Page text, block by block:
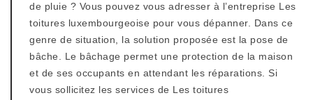
de pluie ? Vous pouvez vous adresser à l’entreprise Les
toitures luxembourgeoise pour vous dépanner. Dans ce
genre de situation, la solution proposée est la pose de
bâche. Le bâchage permet une protection de la maison
et de ses occupants en attendant les réparations. Si
vous sollicitez les services de Les toitures